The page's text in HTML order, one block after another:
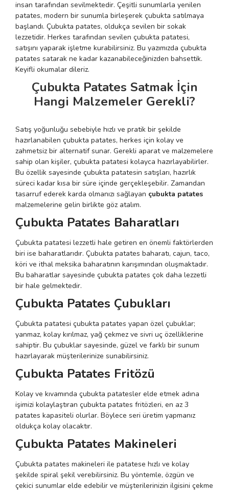
Mısır) Makinesi
Malzemeleri
Patlatma) Yedek Parça
Arabaları
insan tarafından sevilmektedir. Çeşitli sunumlarla yenilen
patates, modern bir sunumla birleşerek çubukta satılmaya
başlandı. Çubukta patates, oldukça sevilen bir sokak
lezzetidir. Herkes tarafından sevilen çubukta patatesi,
satışını yaparak işletme kurabilirsiniz. Bu yazımızda çubukta
patates satarak ne kadar kazanabileceğinizden bahsettik.
Keyifli okumalar dileriz.
Çubukta Patates Satmak İçin
Hangi Malzemeler Gerekli?
Satış yoğunluğu sebebiyle hızlı ve pratik bir şekilde
hazırlanabilen çubukta patates, herkes için kolay ve
zahmetsiz bir alternatif sunar. Gerekli aparat ve malzemelere
sahip olan kişiler, çubukta patatesi kolayca hazırlayabilirler.
Bu özellik sayesinde çubukta patatesin satışları, hazırlık
süreci kadar kısa bir süre içinde gerçekleşebilir. Zamandan
tasarruf ederek karda olmanızı sağlayan çubukta patates
malzemelerine gelin birlikte göz atalım.
Çubukta Patates Baharatları
Çubukta patatesi lezzetli hale getiren en önemli faktörlerden
biri ise baharatlarıdır. Çubukta patates baharatı, cajun, taco,
köri ve ithal meksika baharatının karışımından oluşmaktadır.
Bu baharatlar sayesinde çubukta patates çok daha lezzetli
bir hale gelmektedir.
Çubukta Patates Çubukları
Çubukta patatesi çubukta patates yapan özel çubuklar;
yanmaz, kolay kırılmaz, yağ çekmez ve sivri uç özelliklerine
sahiptir. Bu çubuklar sayesinde, güzel ve farklı bir sunum
hazırlayarak müşterilerinize sunabilirsiniz.
Çubukta Patates Fritözü
Kolay ve kıvamında çubukta patatesler elde etmek adına
işimizi kolaylaştıran çubukta patates fritözleri, en az 3
patates kapasiteli olurlar. Böylece seri üretim yapmanız
oldukça kolay olacaktır.
Çubukta Patates Makineleri
Çubukta patates makineleri ile patatese hızlı ve kolay
şekilde spiral şekil verebilirsiniz. Bu yöntemle, özgün ve
çekici sunumlar elde edebilir ve müşterilerinizin ilgisini çekme